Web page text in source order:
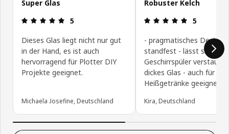
Super Glas
Bewertung: 5 von 5 Sterne
5
Dieses Glas liegt nicht nur gut
in der Hand, es ist auch
hervorragend für Plotter DIY
Projekte geeignet.
Michaela Josefine, Deutschland
Robuster Kelch
5
- pragmatisches Design -
standfest - lässt sich gut
Geschirrspüler verstauen
dickes Glas - auch für
Heißgetränke geeignet
Kira, Deutschland